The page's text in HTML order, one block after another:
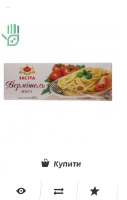
..
Купити